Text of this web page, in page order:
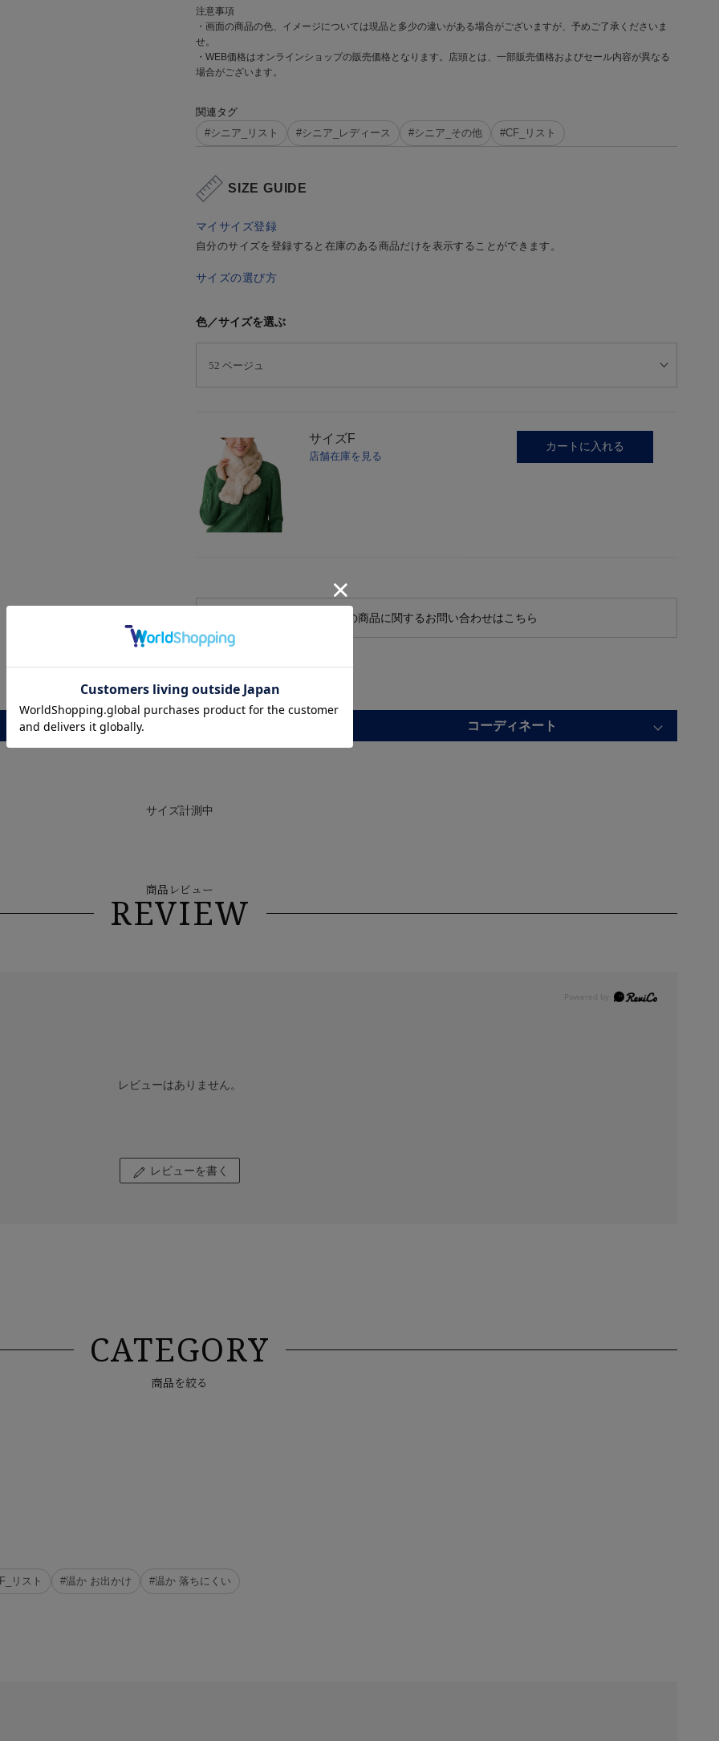
注意事項
・画面の商品の色、イメージについては現品と多少の違いがある場合がございますが、予めご了承くださいま
せ。
・WEB価格はオンラインショップの販売価格となります。店頭とは、一部販売価格およびセール内容が異なる
場合がございます。
関連タグ
#シニア_リスト
#シニア_レディース #シニア_その他 #CF_リスト
SIZE GUIDE
マイサイズ登録
自分のサイズを登録すると在庫のある商品だけを表示することができます。
サイズの選び方
色／サイズを選ぶ
サイズF
店舗在庫を見る
カートに入れる
この商品に関するお問い合わせはこちら
コーディネート
サイズ計測中
商品レビュー
REVIEW
レビューはありません。
レビューを書く
CATEGORY
商品を絞る
リスト #温か お出かけ #温か 落ちにくい